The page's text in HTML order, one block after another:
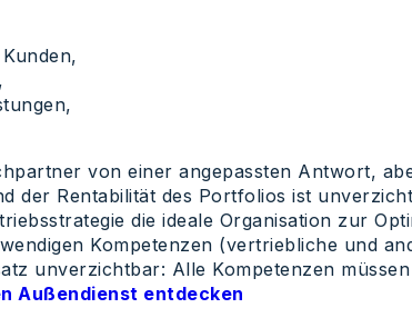
von einer angepassten Antwort,
der Rentabilität des Portfolios ist
die ideale Organisation zur
Kompetenzen (vertriebliche und
unverzichtbar: Alle Kompetenzen
Außendienst entdecken